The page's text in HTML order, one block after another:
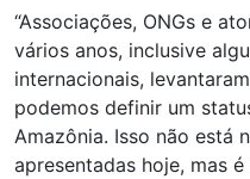
“Associações, ONGs e
vários anos, inclusive
internacionais,
podemos definir um
Amazônia. Isso não está
apresentadas hoje, mas